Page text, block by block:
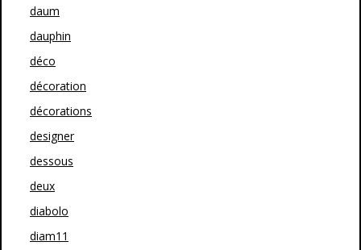
daum
dauphin
déco
décoration
décorations
designer
dessous
deux
diabolo
diam11